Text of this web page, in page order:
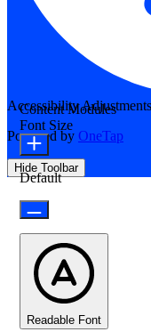
Accessibility Adjustments
Powered by OneTap
Hide Toolbar
Content Modules
Font Size
Default
Readable Font